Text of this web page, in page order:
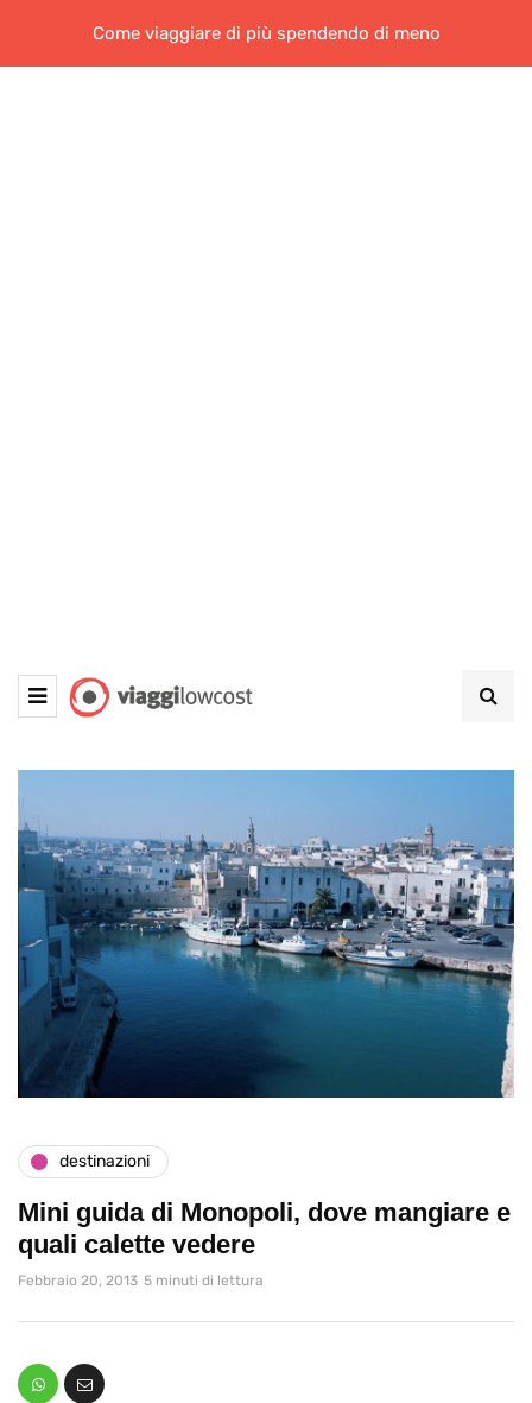
Come viaggiare di più spendendo di meno
destinazioni
Mini guida di Monopoli, dove mangiare e
quali calette vedere
Febbraio 20, 2013 5 minuti di lettura